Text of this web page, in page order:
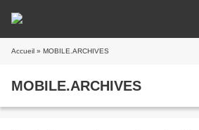
Accueil » MOBILE.ARCHIVES
MOBILE.ARCHIVES